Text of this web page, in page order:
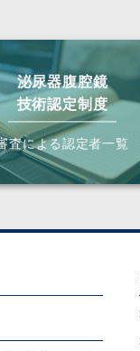
泌尿器腹腔鏡
技術認定制度
査による認定者一覧